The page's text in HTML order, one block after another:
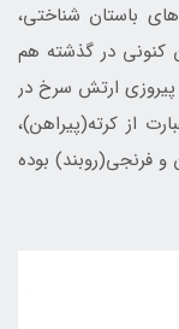
باستان شناختی،
کنونی در گذشته هم
پیروزی ارتش سرخ در
از کرته(پیراهن)،
و فرنجی(روبند) بوده